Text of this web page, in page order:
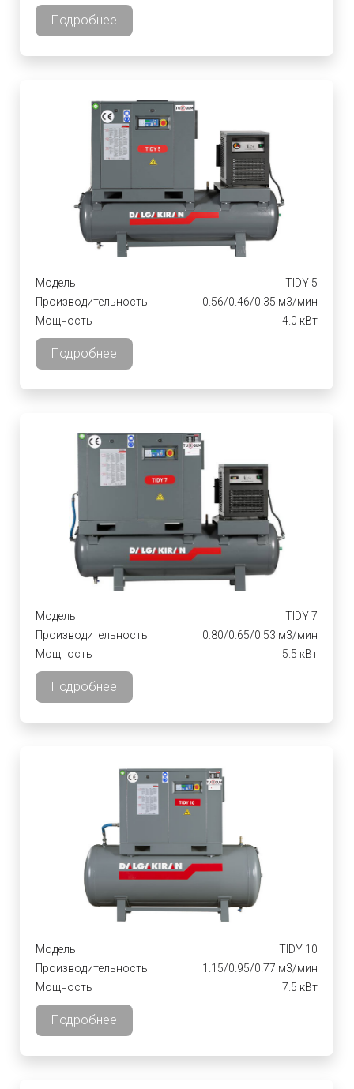
Подробнее
Модель
TIDY 5
Производительность
0.56/0.46/0.35 м3/мин
Мощность
4.0 кВт
Подробнее
Модель
TIDY 7
Производительность
0.80/0.65/0.53 м3/мин
Мощность
5.5 кВт
Подробнее
Модель
TIDY 10
Производительность
1.15/0.95/0.77 м3/мин
Мощность
7.5 кВт
Подробнее